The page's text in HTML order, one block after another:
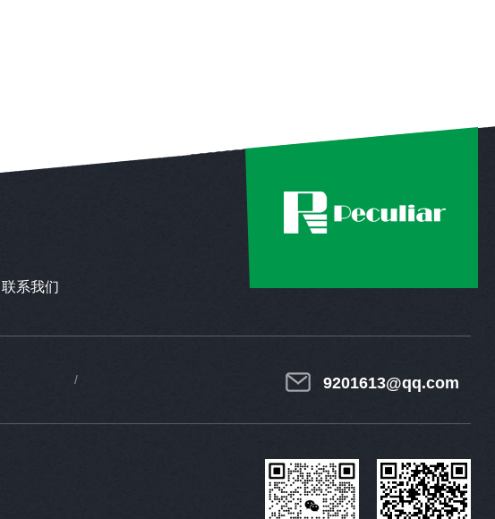
联系我们
9201613@qq.com